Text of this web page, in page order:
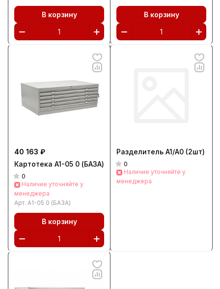
В корзину В корзину
40 163 ₽
Картотека A1-05 0 (БАЗА)
0
Наличие уточняйте у
менеджера
Арт. A1-05 0 (БАЗА)
В корзину
Разделитель A1/A0 (2шт)
0
Наличие уточняйте у
менеджера